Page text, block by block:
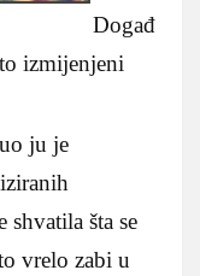
Događ
izmijenjeni
ju je
šta se
vrelo zabi u